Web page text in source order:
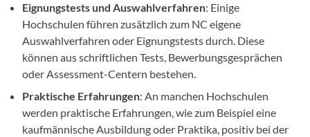
Eignungstests und Auswahlverfahren: Einige
Hochschulen führen zusätzlich zum NC eigene
Auswahlverfahren oder Eignungstests durch. Diese
können aus schriftlichen Tests, Bewerbungsgesprächen
oder Assessment-Centern bestehen.
Praktische Erfahrungen: An manchen Hochschulen
werden praktische Erfahrungen, wie zum Beispiel eine
kaufmännische Ausbildung oder Praktika, positiv bei der